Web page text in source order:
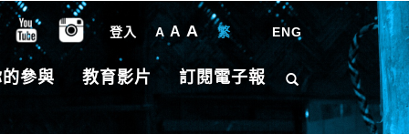
登入 A A A 繁 ENG
參與 教育影片 訂閱電子報